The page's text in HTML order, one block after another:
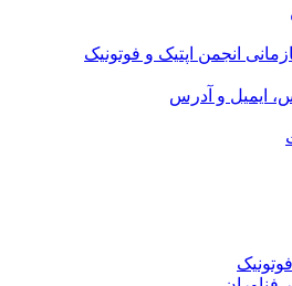
انجمن اپتیک و فوتونیک
ایمیل و آدرس